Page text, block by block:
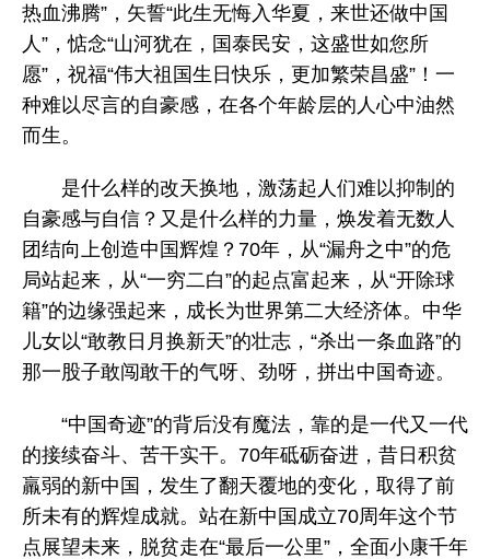
热血沸腾”，矢誓“此生无悔入华夏，来世还做中国
人”，惦念“山河犹在，国泰民安，这盛世如您所
愿”，祝福“伟大祖国生日快乐，更加繁荣昌盛”！一
种难以尽言的自豪感，在各个年龄层的人心中油然
而生。
是什么样的改天换地，激荡起人们难以抑制的
自豪感与自信？又是什么样的力量，焕发着无数人
团结向上创造中国辉煌？70年，从“漏舟之中”的危
局站起来，从“一穷二白”的起点富起来，从“开除球
籍”的边缘强起来，成长为世界第二大经济体。中华
儿女以“敢教日月换新天”的壮志，“杀出一条血路”的
那一股子敢闯敢干的气呀、劲呀，拼出中国奇迹。
“中国奇迹”的背后没有魔法，靠的是一代又一代
的接续奋斗、苦干实干。70年砥砺奋进，昔日积贫
羸弱的新中国，发生了翻天覆地的变化，取得了前
所未有的辉煌成就。站在新中国成立70周年这个节
点展望未来，脱贫走在“最后一公里”，全面小康千年